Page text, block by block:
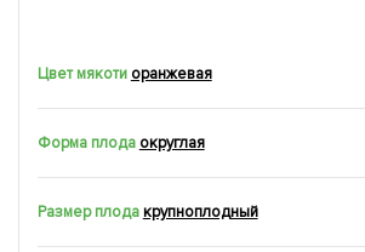
Цвет мякоти оранжевая
Форма плода округлая
Размер плодакрупноплодный